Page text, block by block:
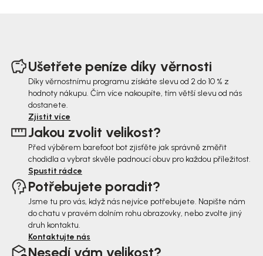
Ušetřete peníze díky věrnosti
Díky věrnostnímu programu získáte slevu od 2 do 10 % z
hodnoty nákupu. Čím více nakoupíte, tím větší slevu od nás
dostanete.
Zjistit více
Jakou zvolit velikost?
Před výběrem barefoot bot zjisťěte jak správně změřit
chodidla a vybrat skvěle padnoucí obuv pro každou příležitost.
Spustit rádce
Potřebujete poradit?
Jsme tu pro vás, když nás nejvíce potřebujete. Napište nám
do chatu v pravém dolním rohu obrazovky, nebo zvolte jiný
druh kontaktu.
Kontaktujte nás
Nesedí vám velikost?